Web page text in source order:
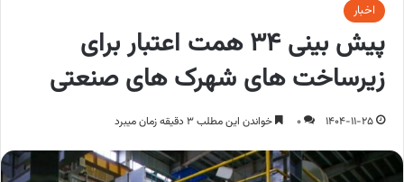
اخبار
پیش بینی ۳۴ همت اعتبار برای
زیرساخت های شهرک های صنعتی
1404-11-25
0 خواندن این مطلب 3 دقیقه زمان میبرد